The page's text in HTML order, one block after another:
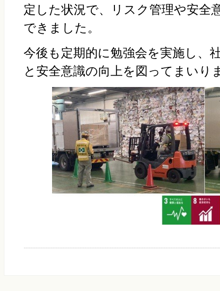
定した状況で、リスク管理や安全
できました。
今後も定期的に勉強会を実施し、
と安全意識の向上を図ってまいり